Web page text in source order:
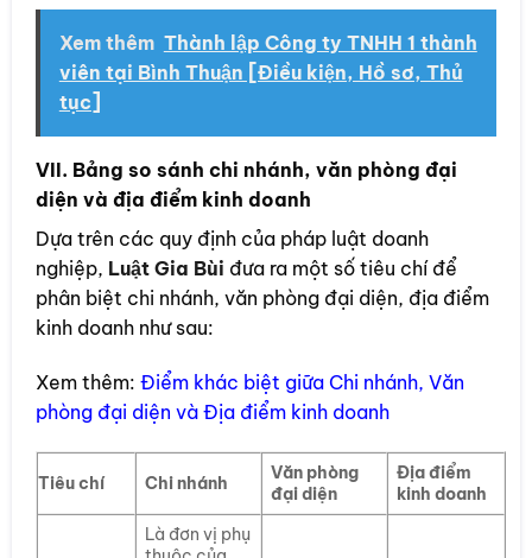
Xem thêm Thành lập Công ty TNHH 1 thành
viên tại Bình Thuận [Điều kiện, Hồ sơ, Thủ
tục]
VII. Bảng so sánh chi nhánh, văn phòng đại
diện và địa điểm kinh doanh
Dựa trên các quy định của pháp luật doanh
nghiệp, Luật Gia Bùi đưa ra một số tiêu chí để
phân biệt chi nhánh, văn phòng đại diện, địa điểm
kinh doanh như sau:
Xem thêm: Điểm khác biệt giữa Chi nhánh, Văn
phòng đại diện và Địa điểm kinh doanh
Tiêu chí Chi nhánh
Văn phòng
đại diện
Địa điểm
kinh doanh
Là đơn vị phụ